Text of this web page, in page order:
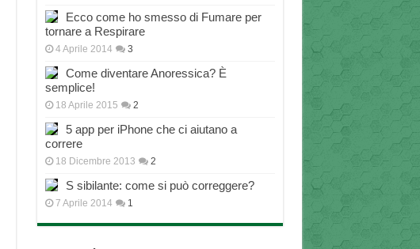
Ecco come ho smesso di Fumare per
tornare a Respirare
4 Aprile 2014 3
Come diventare Anoressica? È
semplice!
18 Aprile 2015 2
5 app per iPhone che ci aiutano a
correre
18 Dicembre 2013 2
S sibilante: come si può correggere?
7 Aprile 2014 1